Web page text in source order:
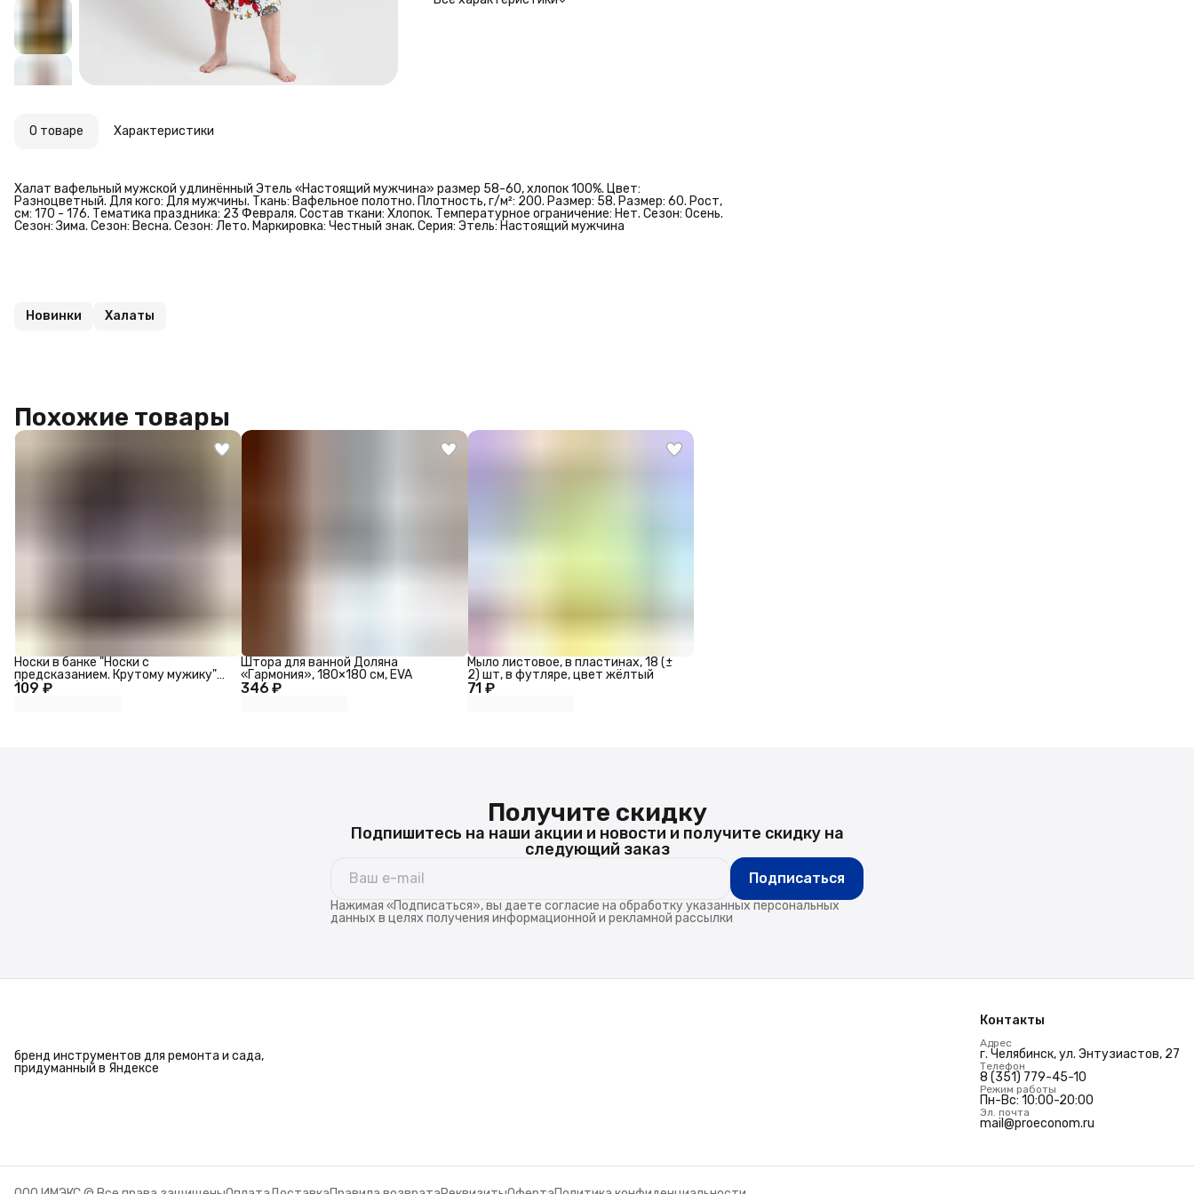
О товаре Характеристики
Халат вафельный мужской удлинённый Этель «Настоящий мужчина» размер 58-60, хлопок 100%. Цвет:
Разноцветный. Для кого: Для мужчины. Ткань: Вафельное полотно. Плотность, г/м²: 200. Размер: 58. Размер: 60. Рост,
см: 170 - 176. Тематика праздника: 23 Февраля. Состав ткани: Хлопок. Температурное ограничение: Нет. Сезон: Осень.
Сезон: Зима. Сезон: Весна. Сезон: Лето. Маркировка: Честный знак. Серия: Этель: Настоящий мужчина
Новинки Халаты
Похожие товары
109 ₽
Носки в банке "Носки с
предсказанием. Крутому мужику"
(внутри носки мужские, цвет
346 ₽
Штора для ванной Доляна
«Гармония», 180×180 см, EVA
71 ₽
Мыло листовое, в пластинах, 18 (±
2) шт, в футляре, цвет жёлтый
Получите скидку
Подпишитесь на наши акции и новости и получите скидку на
следующий заказ
Подписаться
Нажимая «Подписаться», вы даете согласие на обработку указанных персональных
данных в целях получения информационной и рекламной рассылки
бренд инструментов для ремонта и сада,
придуманный в Яндексе
Контакты
Адрес
г. Челябинск, ул. Энтузиастов, 27
Телефон
8 (351) 779-45-10
Режим работы
Пн-Вс: 10:00-20:00
Эл. почта
mail@proeconom.ru